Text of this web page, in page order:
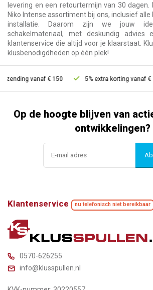
levering en een retourtermijn van 30
Niko Intense assortiment bij ons, inclusief
installatie. Daarom zijn we jouw
schakelmateriaal, met deskundig advies
klantenservice die altijd voor je klaarstaat.
klusbenodigdheden op één plek!
vanaf € 150 5% extra korting vanaf € 1000
Op de hoogte blijven van
ontwikkelingen?
Klantenservice nu telefonisch niet bereikbaar
0570-626255
info@klusspullen.nl